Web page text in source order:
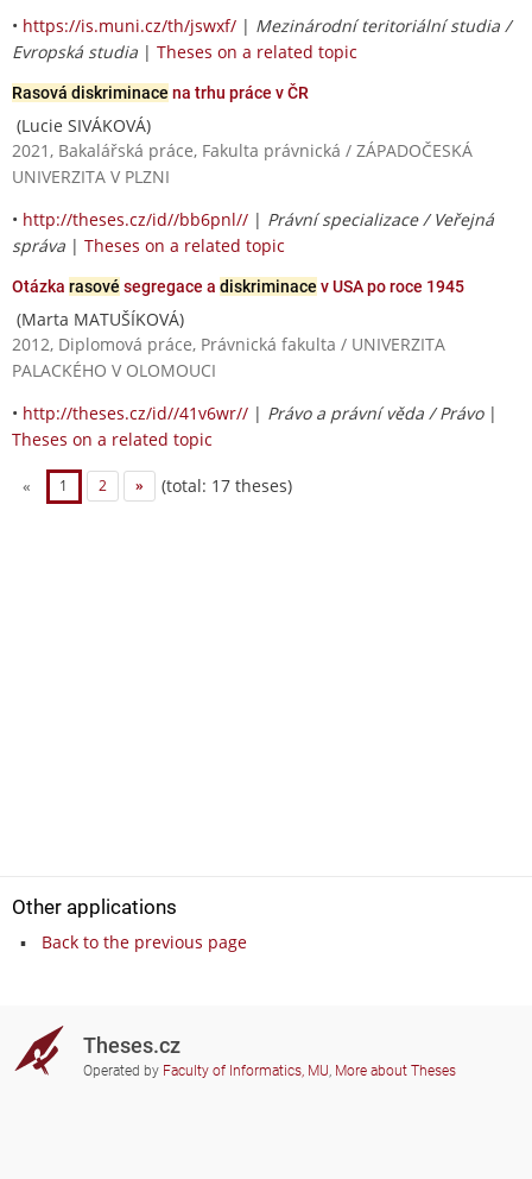
• https://is.muni.cz/th/jswxf/ | Mezinárodní teritoriální studia /
Evropská studia | Theses on a related topic
Rasová diskriminace na trhu práce v ČR
(Lucie SIVÁKOVÁ)
2021, Bakalářská práce, Fakulta právnická / ZÁPADOČESKÁ
UNIVERZITA V PLZNI
• http://theses.cz/id//bb6pnl// | Právní specializace / Veřejná
správa | Theses on a related topic
Otázka rasové segregace a diskriminace v USA po roce 1945
(Marta MATUŠÍKOVÁ)
2012, Diplomová práce, Právnická fakulta / UNIVERZITA
PALACKÉHO V OLOMOUCI
• http://theses.cz/id//41v6wr// | Právo a právní věda / Právo|
Theses on a related topic
« 1 2 » (total: 17 theses)
Other applications
Back to the previous page
Theses.cz
Operated by Faculty of Informatics, MU, More about Theses